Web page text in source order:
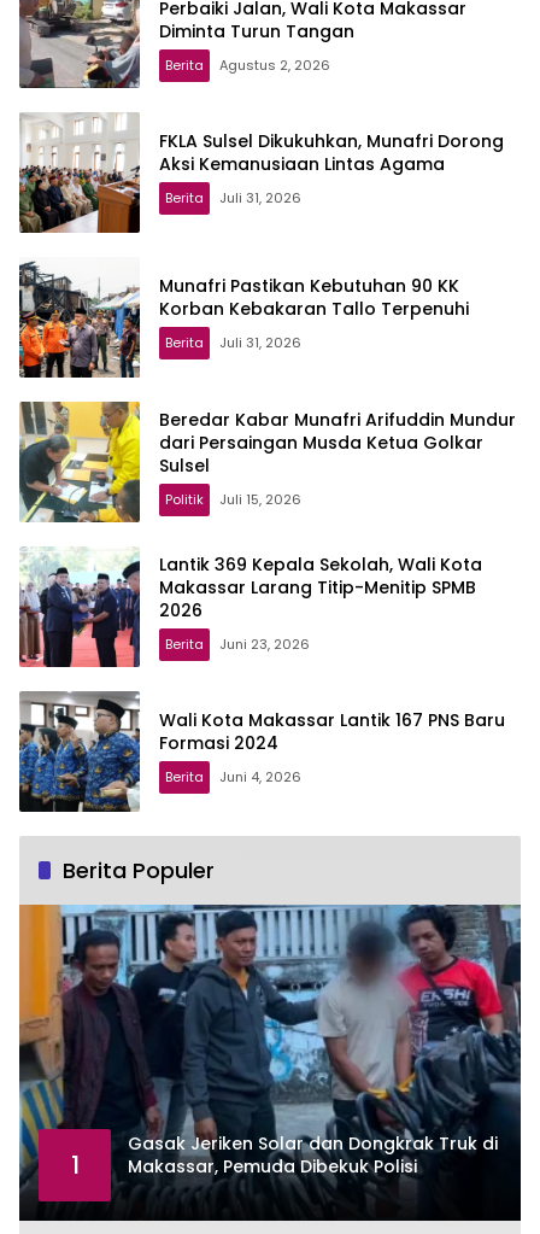
Perbaiki Jalan, Wali Kota Makassar
Diminta Turun Tangan
Berita Agustus 2, 2026
FKLA Sulsel Dikukuhkan, Munafri Dorong
Aksi Kemanusiaan Lintas Agama
Berita Juli 31, 2026
Munafri Pastikan Kebutuhan 90 KK
Korban Kebakaran Tallo Terpenuhi
Berita Juli 31, 2026
Beredar Kabar Munafri Arifuddin Mundur
dari Persaingan Musda Ketua Golkar
Sulsel
Politik Juli 15, 2026
Lantik 369 Kepala Sekolah, Wali Kota
Makassar Larang Titip-Menitip SPMB
2026
Berita Juni 23, 2026
Wali Kota Makassar Lantik 167 PNS Baru
Formasi 2024
Berita Juni 4, 2026
Berita Populer
1
Gasak Jeriken Solar dan Dongkrak Truk di
Makassar, Pemuda Dibekuk Polisi